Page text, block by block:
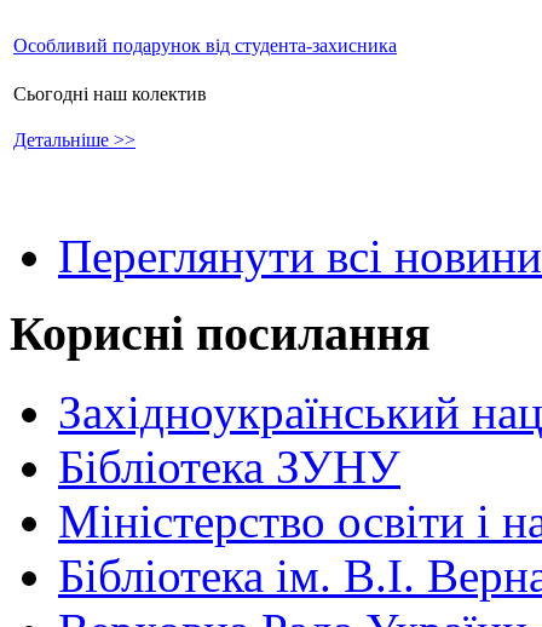
Особливий подарунок від студента-захисника
Сьогодні наш колектив
Детальніше >>
Переглянути всі новини
Корисні посилання
Західноукраїнський
Бібліотека ЗУНУ
Міністерство освіти і
Бібліотека ім. В.І.